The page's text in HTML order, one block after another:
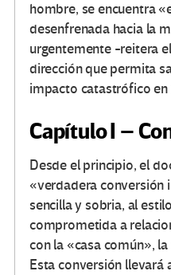
hombre, se encuentra
desenfrenada hacia la
urgentemente -reitera
dirección que permita
impacto catastrófico
Capítulo I –
Desde el principio, el
«verdadera conversión
sencilla y sobria, al
comprometida a
con la «casa común»,
Esta conversión llevará